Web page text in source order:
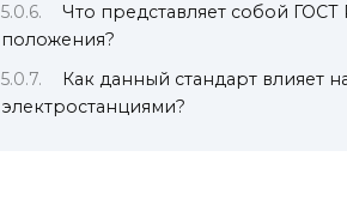
Что представляет собой ГОСТ
положения?
Как данный стандарт влияет
электростанциями?